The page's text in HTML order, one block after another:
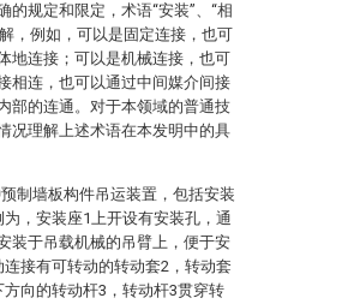
的规定和限定，术语“安装”、“相
，例如，可以是固定连接，也可
地连接；可以是机械连接，也可
相连，也可以通过中间媒介间接
部的连通。对于本领域的普通技
况理解上述术语在本发明中的具
制墙板构件吊运装置，包括安装
，安装座1上开设有安装孔，通
装于吊载机械的吊臂上，便于安
接有可转动的转动套2，转动套
向的转动杆3，转动杆3贯穿转